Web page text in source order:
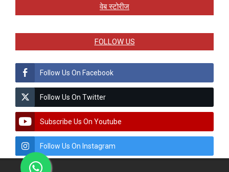
वेब स्टोरीज
FOLLOW US
Follow Us On Facebook
Follow Us On Twitter
Subscribe Us On Youtube
Follow Us On Instagram